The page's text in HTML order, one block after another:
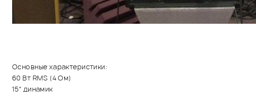
Основные характеристики:
60 Вт RMS (4 Ом)
15" динамик